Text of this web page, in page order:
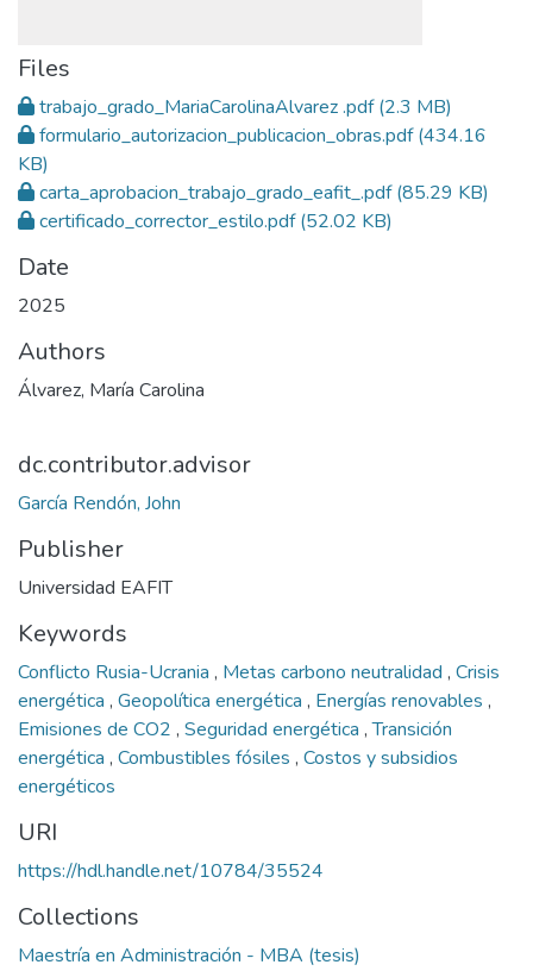
Files
trabajo_grado_MariaCarolinaAlvarez .pdf(2.3 MB)
formulario_autorizacion_publicacion_obras.pdf(434.16
KB)
carta_aprobacion_trabajo_grado_eafit_.pdf(85.29 KB)
certificado_corrector_estilo.pdf(52.02 KB)
Date
2025
Authors
Álvarez, María Carolina
dc.contributor.advisor
García Rendón, John
Publisher
Universidad EAFIT
Keywords
Conflicto Rusia-Ucrania , Metas carbono neutralidad , Crisis
energética , Geopolítica energética , Energías renovables ,
Emisiones de CO2 , Seguridad energética ,Transición
energética , Combustibles fósiles , Costos y subsidios
energéticos
URI
https://hdl.handle.net/10784/35524
Collections
Maestría en Administración - MBA (tesis)